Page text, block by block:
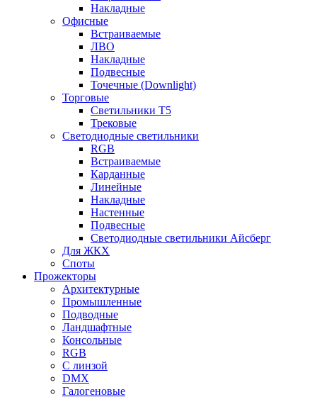
Накладные
Офисные
Встраиваемые
ЛВО
Накладные
Подвесные
Точечные (Downlight)
Торговые
Светильники Т5
Трековые
Светодиодные светильники
RGB
Встраиваемые
Карданные
Линейные
Накладные
Настенные
Подвесные
Светодиодные светильники Айсберг
Для ЖКХ
Споты
Прожекторы
Архитектурные
Промышленные
Подводные
Ландшафтные
Консольные
RGB
С линзой
DMX
Галогеновые